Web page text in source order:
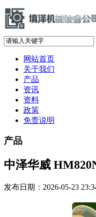
网站首页
关于我们
产品
资讯
资料
政策
免责说明
产品
中泽华威
发布日期：2026-05-23